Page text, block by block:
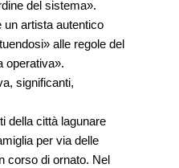
del sistema».
artista autentico
alle regole del
operativa».
significanti,
della città lagunare
per via delle
corso di ornato. Nel